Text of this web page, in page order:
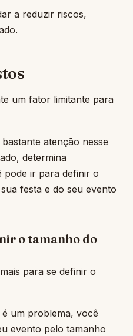
a reduzir riscos,
um fator limitante para
atenção nesse
determina
pode ir para definir o
festa e do seu evento
o tamanho do
para se definir o
um problema, você
evento pelo tamanho